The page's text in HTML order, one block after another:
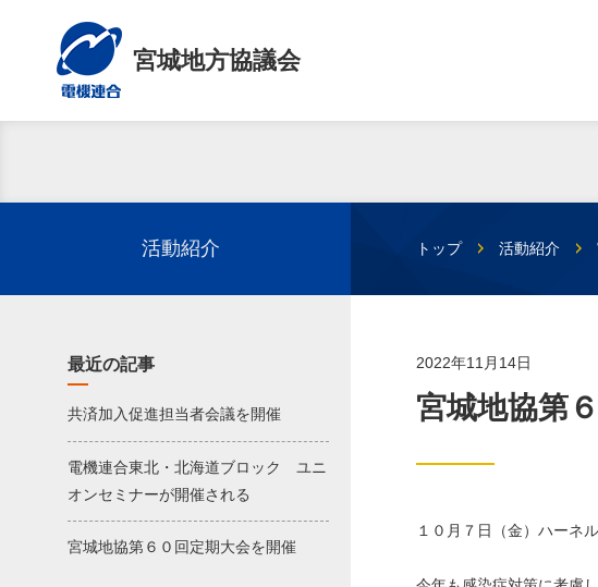
宮城地方協議会
トップ 活動紹介
活動紹介
2022年11月14日
宮城地協第
１０月７日（金）ハーネ
最近の記事
共済加入促進担当者会議を開催
電機連合東北・北海道ブロック ユニ
オンセミナーが開催される
宮城地協第６０回定期大会を開催